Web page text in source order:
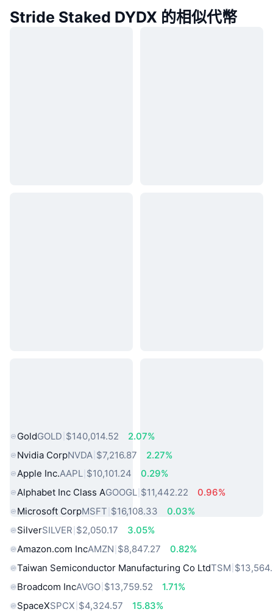
Stride Staked DYDX 的相似代幣
GoldGOLD $140,014.52
2.07%
Nvidia CorpNVDA $7,216.87
2.27%
Apple Inc.AAPL $10,101.24
0.29%
Alphabet Inc Class AGOOGL $11,442.22
0.96%
Microsoft CorpMSFT $16,108.33
0.03%
SilverSILVER $2,050.17
3.05%
Amazon.com IncAMZN $8,847.27
0.82%
Taiwan Semiconductor Manufacturing Co LtdTSM
Broadcom IncAVGO $13,759.52
1.71%
SpaceXSPCX $4,324.57
15.83%